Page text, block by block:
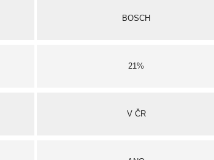
BOSCH
21%
V ČR